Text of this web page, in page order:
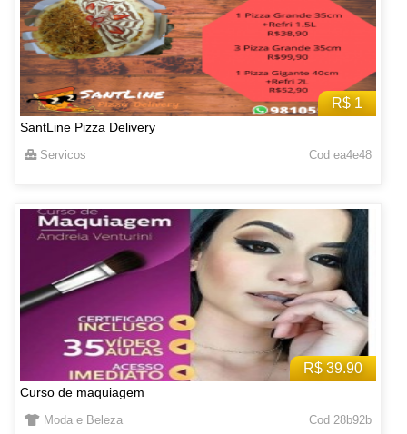
R$ 1
SantLine Pizza Delivery
Servicos Cod ea4e48
R$ 39.90
Curso de maquiagem
Moda e Beleza Cod 28b92b